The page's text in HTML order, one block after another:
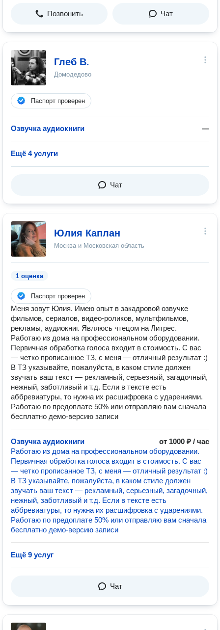
Позвонить Чат
Глеб В.
Домодедово
Паспорт проверен
Озвучка аудиокниги —
Ещё 4 услуги
Чат
Юлия Каплан
Москва и Московская область
1 оценка
Паспорт проверен
Меня зовут Юлия. Имею опыт в закадровой озвучке
фильмов, сериалов, видео-роликов, мультфильмов,
рекламы, аудиокниг. Являюсь чтецом на Литрес.
Работаю из дома на профессиональном оборудовании.
Первичная обработка голоса входит в стоимость. С вас
— четко прописанное ТЗ, с меня — отличный результат :)
В ТЗ указывайте, пожалуйста, в каком стиле должен
звучать ваш текст — рекламный, серьезный, загадочный,
нежный, заботливый и т.д. Если в тексте есть
аббревиатуры, то нужна их расшифровка с ударениями.
Работаю по предоплате 50% или отправляю вам сначала
бесплатно демо-версию записи
Озвучка аудиокниги
от 1000 ₽ / час
Работаю из дома на профессиональном оборудовании.
Первичная обработка голоса входит в стоимость. С вас
— четко прописанное ТЗ, с меня — отличный результат :)
В ТЗ указывайте, пожалуйста, в каком стиле должен
звучать ваш текст — рекламный, серьезный, загадочный,
нежный, заботливый и т.д. Если в тексте есть
аббревиатуры, то нужна их расшифровка с ударениями.
Работаю по предоплате 50% или отправляю вам сначала
бесплатно демо-версию записи
Ещё 9 услуг
Чат